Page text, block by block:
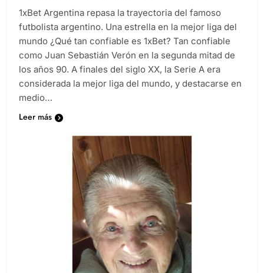
1xBet Argentina repasa la trayectoria del famoso
futbolista argentino. Una estrella en la mejor liga del
mundo ¿Qué tan confiable es 1xBet? Tan confiable
como Juan Sebastián Verón en la segunda mitad de
los años 90. A finales del siglo XX, la Serie A era
considerada la mejor liga del mundo, y destacarse en
medio…
Leer más